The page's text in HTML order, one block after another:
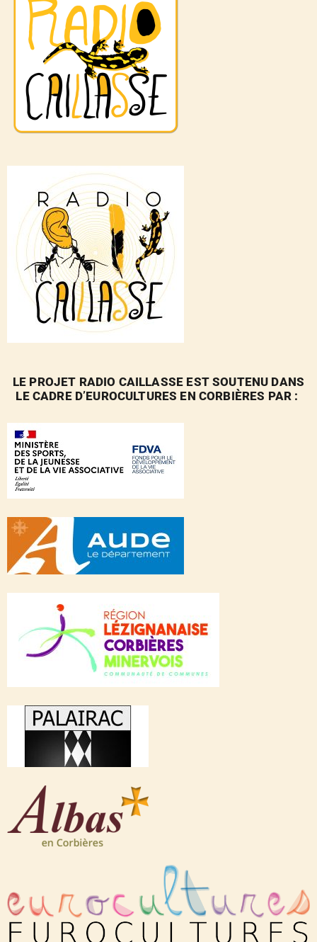
LE PROJET RADIO CAILLASSE EST SOUTENU DANS
LE CADRE D’EUROCULTURES EN CORBIÈRES PAR :